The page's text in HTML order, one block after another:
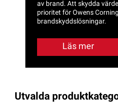
av brand. Att skydda
prioritet för Owens
brandskyddslösningar.
Läs mer
Utvalda